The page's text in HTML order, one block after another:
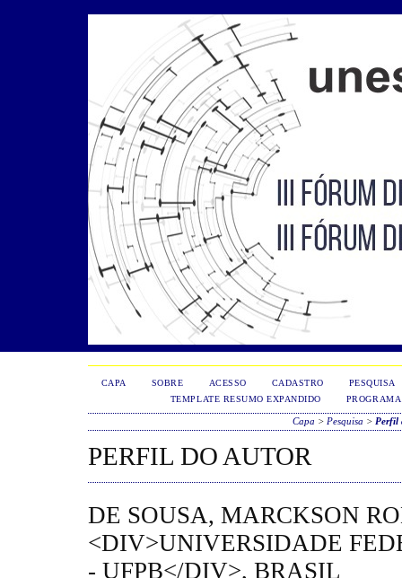
CAPA SOBRE ACESSO CADASTRO
PESQUISA
TEMPLATE RESUMO EXPANDIDO
PROGRAMA
Capa > Pesquisa > Perfil
PERFIL DO AUTOR
DE SOUSA, MARCKSON
<DIV>UNIVERSIDADE
- UFPB</DIV>, BRASIL